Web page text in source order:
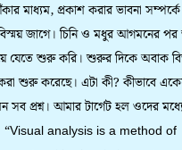
মাধ্যম, প্রকাশ করার ভাবনা সম্পর্কে
জাগে। চিনি ও মধুর আগমনের
যেতে শুরু করি। শুরুর দিকে অবাক
শুরু করেছে। এটা কী? কীভাবে
সব প্রশ্ন। আমার টার্গেট হল ওদের
“Visual analysis is a method of